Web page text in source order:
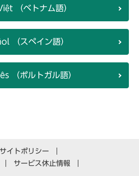
（ベトナム語）
（スペイン語）
（ポルトガル語）
サイトポリシー
サービス休止情報